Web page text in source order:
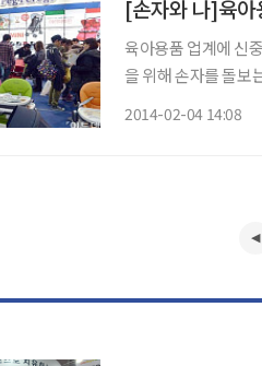
[손자와 나]육
육아용품 업계에 신중년 바람이 거세다. 2012
을 위해 손자를 돌보
2014-02-04 14:08